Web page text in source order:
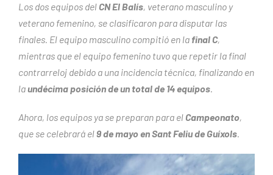
Los dos equipos del CN El Balís, veterano masculino y
veterano femenino, se clasificaron para disputar las
finales. El equipo masculino compitió en la final C,
mientras que el equipo femenino tuvo que repetir la final
contrarreloj debido a una incidencia técnica, finalizando en
laundécima posición de un total de 14 equipos.
Ahora, los equipos ya se preparan para el Campeonato,
que se celebrará el9 de mayo en Sant Feliu de Guíxols.